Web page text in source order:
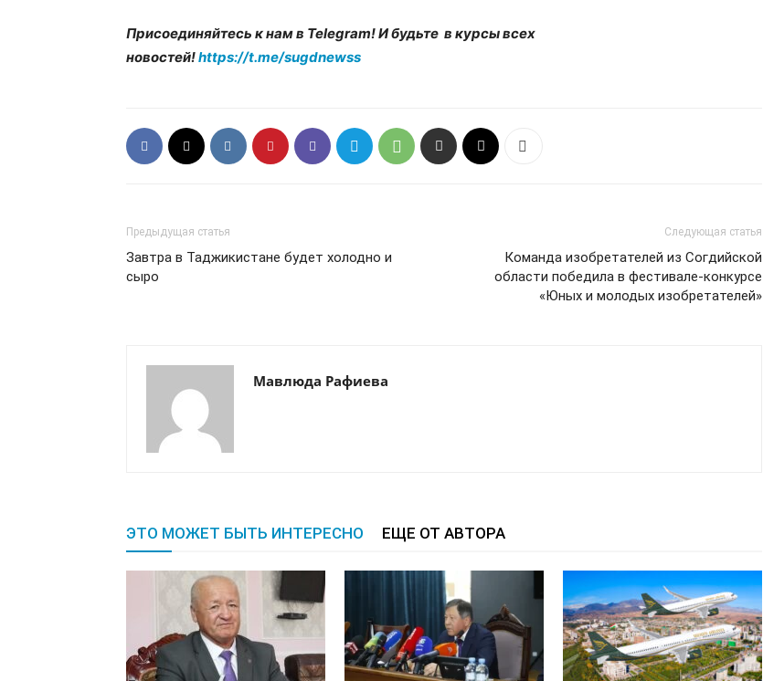
Присоединяйтесь к нам в Telegram! И будьте в курсы всех
новостей!https://t.me/sugdnewss
Предыдущая статья
Завтра в Таджикистане будет холодно и
сыро
Следующая статья
Команда изобретателей из Согдийской
области победила в фестивале-конкурсе
«Юных и молодых изобретателей»
Мавлюда Рафиева
ЭТО МОЖЕТ БЫТЬ ИНТЕРЕСНО ЕЩЕ ОТ АВТОРА